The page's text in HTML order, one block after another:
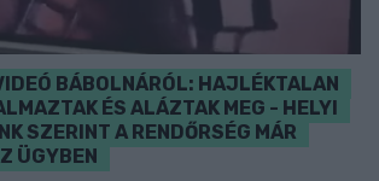
BÁBOLNÁRÓL: HAJLÉKTALAN
ÉS ALÁZTAK MEG - HELYI
SZERINT A RENDŐRSÉG MÁR
ÜGYBEN